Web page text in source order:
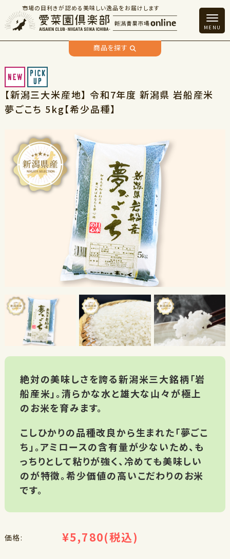
市場の目利きが認める美味しい逸品をお届けします
商品を探す
【新潟三大米産地】 令和7年度 新潟県 岩船産米
夢ごこち 5kg【希少品種】
絶対の美味しさを誇る新潟米三大銘柄「岩
船産米」。清らかな水と雄大な山々が極上
のお米を育みます。
こしひかりの品種改良から生まれた「夢ごこ
ち」。アミロースの含有量が少ないため、も
っちりとして粘りが強く、冷めても美味しい
のが特徴。希少価値の高いこだわりのお米
です。
価格: ¥5,780(税込)